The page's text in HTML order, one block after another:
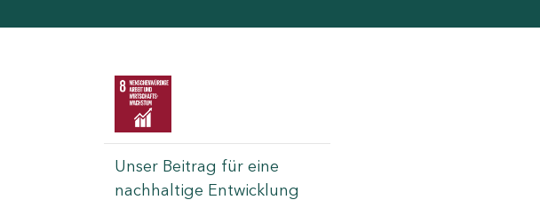
Unser Beitrag für eine
nachhaltige Entwicklung